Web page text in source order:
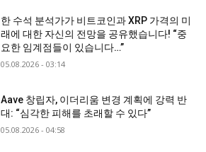
한 수석 분석가가 비트코인과 XRP 가격의 미
래에 대한 자신의 전망을 공유했습니다! “중
요한 임계점들이 있습니다…”
05.08.2026 - 03:14
Aave 창립자, 이더리움 변경 계획에 강력 반
대: “심각한 피해를 초래할 수 있다”
05.08.2026 - 04:58